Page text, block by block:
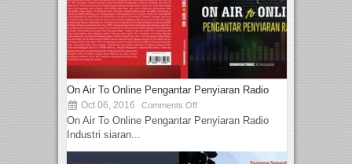
On Air To Online Pengantar Penyiaran Radio
Oct 06, 2016 Comments Off
On Air To Online Pengantar Penyiaran Radio
Industri siaran...